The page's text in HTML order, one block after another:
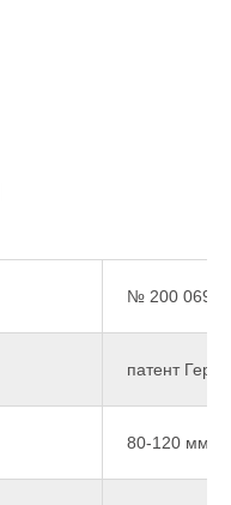
№ 200 069
патент
80-120 мм